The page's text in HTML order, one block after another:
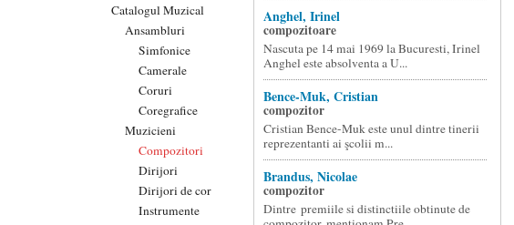
Catalogul Muzical
Ansambluri
Simfonice
Camerale
Coruri
Coregrafice
Muzicieni
Compozitori
Dirijori
Dirijori de cor
Instrumente
Anghel, Irinel
compozitoare
Nascuta pe 14 mai 1969 la Bucuresti, Irinel
Anghel este absolventa a U...
Bence-Muk, Cristian
compozitor
Cristian Bence-Muk este unul dintre tinerii
reprezentanti ai şcolii m...
Brandus, Nicolae
compozitor
Dintre premiile si distinctiile obtinute de